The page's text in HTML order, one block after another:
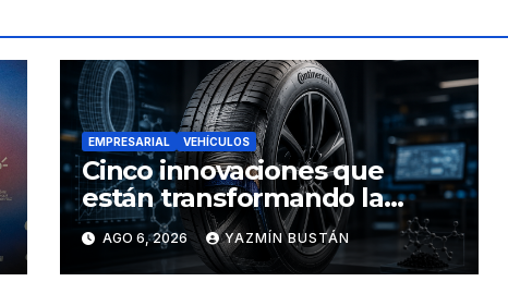
EMPRESARIAL VEHÍCULOS
Cinco innovaciones que
están transformando la
industria de los neumáticos y
redefinen el futuro de la
movilidad
AGO 6, 2026 YAZMÍN BUSTÁN